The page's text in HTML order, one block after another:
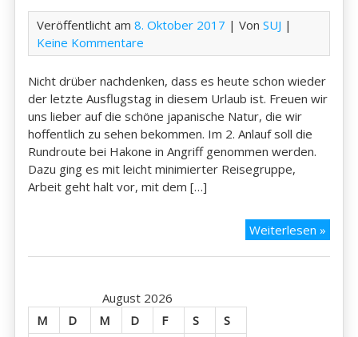
Veröffentlicht am8. Oktober 2017 | VonSUJ |
Keine Kommentare
Nicht drüber nachdenken, dass es heute schon wieder
der letzte Ausflugstag in diesem Urlaub ist. Freuen wir
uns lieber auf die schöne japanische Natur, die wir
hoffentlich zu sehen bekommen. Im 2. Anlauf soll die
Rundroute bei Hakone in Angriff genommen werden.
Dazu ging es mit leicht minimierter Reisegruppe,
Arbeit geht halt vor, mit dem […]
Weiterlesen »
August 2026
M
D M D F S
S